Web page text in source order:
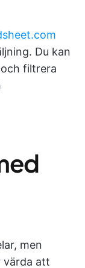
Du kan
filtrera
men
värda att